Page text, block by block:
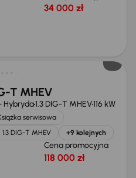
34 000 zł
T MHEV
Hybryda1.3 DIG-T MHEV116 kW
serwisowa
1.3 DIG-T MHEV +9 kolejnych
Cena promocyjna
118 000 zł